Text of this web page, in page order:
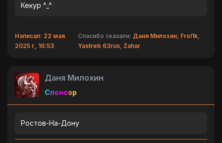
Кекур ^_^
Написал: 22 мая
2025 г, 16:53
Спасибо сказали: Даня Милохин, Frol1k,
Yastreb 63rus, Zahar
Даня Милохин
Спонсор
Ростов-На-Дону